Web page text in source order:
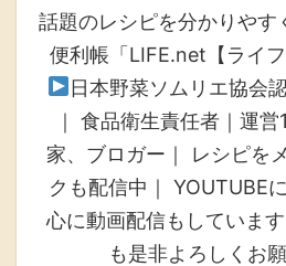
話題のレシピを分かりやす
便利帳「LIFE.net【ライフ
日本野菜ソムリエ協会
｜ 食品衛生責任者｜運
家、ブロガー｜ レシピを
クも配信中｜ YOUTUBE
心に動画配信もしていま
も是非よろしくお